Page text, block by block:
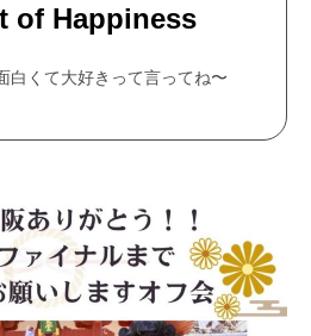
of Happiness
白くて大好きって言ってね〜